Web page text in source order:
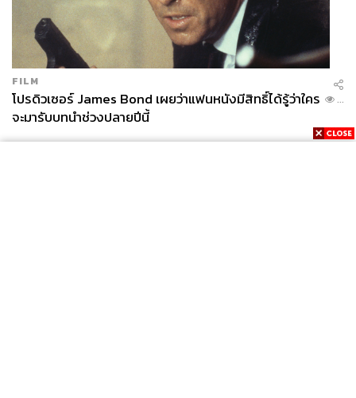
FILM
โปรดิวเซอร์ James Bond เผยว่าแฟนหนังมีสิทธิ์ได้รู้ว่าใคร
จะมารับบทนำช่วงปลายปีนี้
...